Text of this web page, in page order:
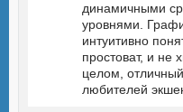
динамичными
уровнями.
интуитивно
простоват, и не
целом,
любителей